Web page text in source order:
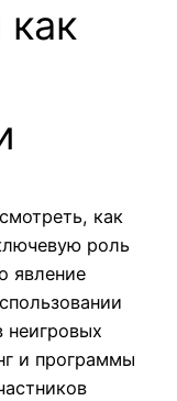
как
роль
явление
неигровых
и программы